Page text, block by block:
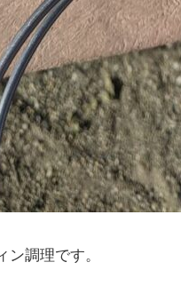
調理です。